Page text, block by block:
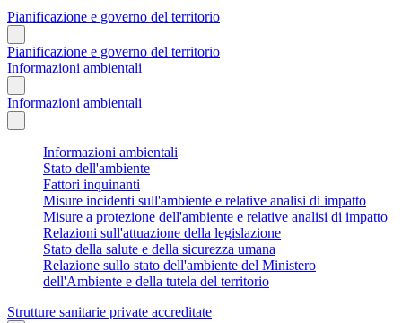
Pianificazione e governo del territorio
Pianificazione e governo del territorio
Informazioni ambientali
Informazioni ambientali
Informazioni ambientali
Stato dell'ambiente
Fattori inquinanti
Misure incidenti sull'ambiente e relative analisi di impatto
Misure a protezione dell'ambiente e relative analisi di impatto
Relazioni sull'attuazione della legislazione
Stato della salute e della sicurezza umana
Relazione sullo stato dell'ambiente del Ministero
dell'Ambiente e della tutela del territorio
Strutture sanitarie private accreditate